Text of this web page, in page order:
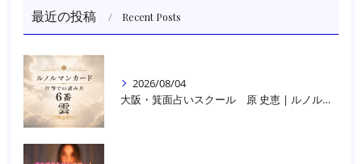
最近の投稿 Recent Posts
2026/08/04
大阪・箕面占いスクール 原 史恵 | ルノルマンカード読み方のコツ「雲」 仕事をテーマに占った場合